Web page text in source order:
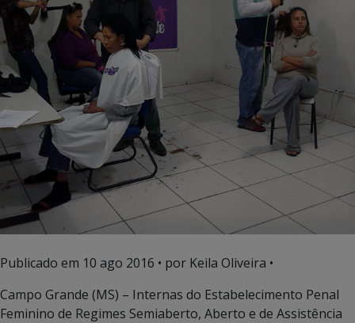
Publicado em 10 ago 2016 • por Keila Oliveira •
Campo Grande (MS) – Internas do Estabelecimento Penal
Feminino de Regimes Semiaberto, Aberto e de Assistência